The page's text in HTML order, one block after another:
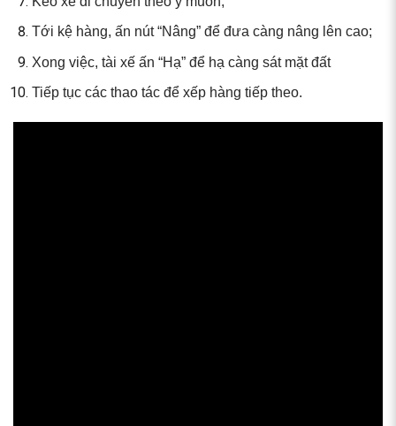
Tới kệ hàng, ấn nút “Nâng” để đưa càng nâng lên cao;
Xong việc, tài xế ấn “Hạ” để hạ càng sát mặt đất
Tiếp tục các thao tác để xếp hàng tiếp theo.